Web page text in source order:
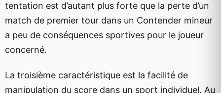
tentation est d’autant plus forte que la perte d’un
match de premier tour dans un Contender mineur
a peu de conséquences sportives pour le joueur
concerné.
La troisième caractéristique est la facilité de
manipulation du score dans un sport individuel. Au